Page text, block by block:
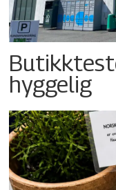
hyggelig